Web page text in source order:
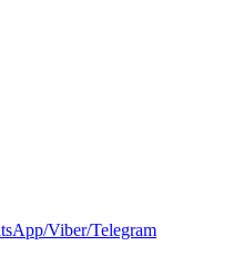
Viber/Telegram